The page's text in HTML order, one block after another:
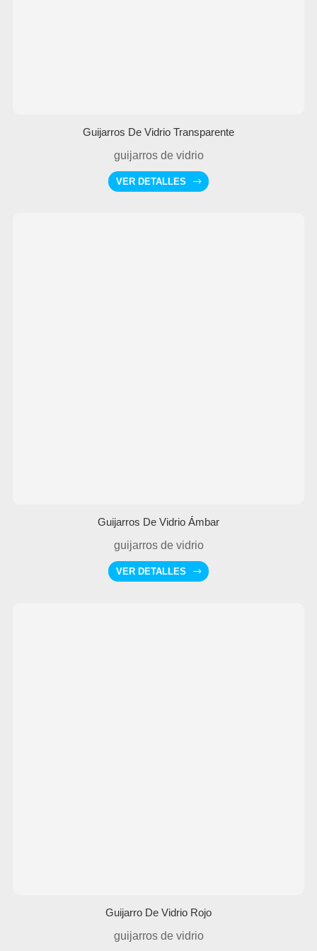
Guijarros De Vidrio Transparente
guijarros de vidrio
VER DETALLES
Guijarros De Vidrio Ámbar
guijarros de vidrio
VER DETALLES
Guijarro De Vidrio Rojo
guijarros de vidrio